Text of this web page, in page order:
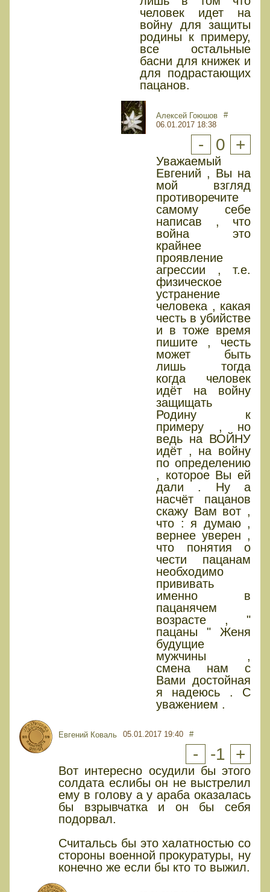
человек идет на
войну для защиты
родины к примеру,
все остальные
басни для книжек и
для подрастающих
пацанов.
Алексей Гоюшов
06.01.2017 18:38
#
- 0 +
Уважаемый
Евгений , Вы на
мой взгляд
противоречите
самому себе
написав , что
война это
крайнее
проявление
агрессии , т.е.
физическое
устранение
человека , какая
честь в убийстве
и в тоже время
пишите , честь
может быть
лишь тогда
когда человек
идёт на войну
защищать
Родину к
примеру , но
ведь на ВОЙНУ
идёт , на войну
по определению
, которое Вы ей
дали . Ну а
насчёт пацанов
скажу Вам вот ,
что : я думаю ,
вернее уверен ,
что понятия о
чести пацанам
необходимо
прививать
именно в
пацанячем
возрасте , "
пацаны " Женя
будущие
мужчины ,
смена нам с
Вами достойная
я надеюсь . С
уважением .
Евгений Коваль 05.01.2017 19:40 #
- -1 +
Вот интересно осудили бы этого
солдата еслибы он не выстрелил
ему в голову а у араба оказалась
бы взрывчатка и он бы себя
подорвал.
Считальсь бы это халатностью со
стороны военной прокуратуры, ну
конечно же если бы кто то выжил.